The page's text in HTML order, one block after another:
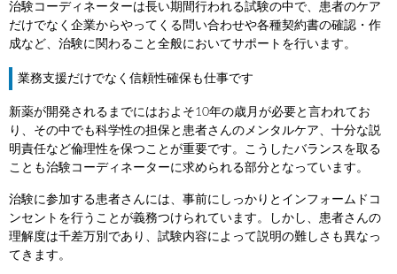
治験コーディネーターは長い期間行われる試験の中で、患者のケア
だけでなく企業からやってくる問い合わせや各種契約書の確認・作
成など、治験に関わること全般においてサポートを行います。
業務支援だけでなく信頼性確保も仕事です
新薬が開発されるまでにはおよそ10年の歳月が必要と言われてお
り、その中でも科学性の担保と患者さんのメンタルケア、十分な説
明責任など倫理性を保つことが重要です。こうしたバランスを取る
ことも治験コーディネーターに求められる部分となっています。
治験に参加する患者さんには、事前にしっかりとインフォームドコ
ンセントを行うことが義務つけられています。しかし、患者さんの
理解度は千差万別であり、試験内容によって説明の難しさも異なっ
てきます。